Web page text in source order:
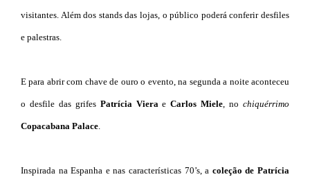
visitantes. Além dos stands das lojas, o público poderá conferir desfiles
e palestras.
E para abrir com chave de ouro o evento, na segunda a noite aconteceu
o desfile das grifes Patrícia Viera eCarlos Miele , nochiquérrimo
Copacabana Palace
Inspirada na Espanha e nas características 70’s, a coleção de Patrícia